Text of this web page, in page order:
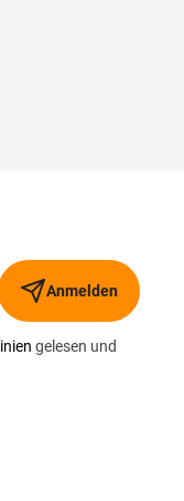
Anmelden
gelesen und